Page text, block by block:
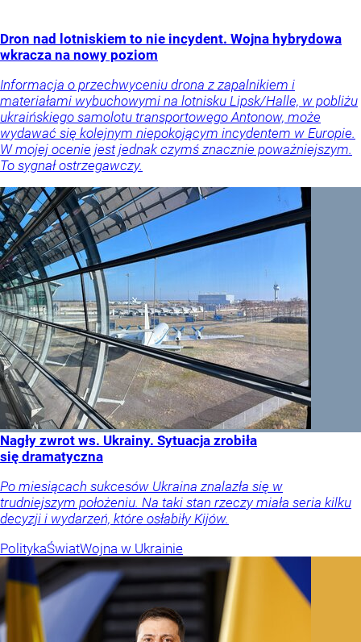
Dron nad lotniskiem to nie incydent. Wojna hybrydowa
wkracza na nowy poziom
Informacja o przechwyceniu drona z zapalnikiem i
materiałami wybuchowymi na lotnisku Lipsk/Halle, w pobliżu
ukraińskiego samolotu transportowego Antonow, może
wydawać się kolejnym niepokojącym incydentem w Europie.
W mojej ocenie jest jednak czymś znacznie poważniejszym.
To sygnał ostrzegawczy.
Nagły zwrot ws. Ukrainy. Sytuacja zrobiła
się dramatyczna
Po miesiącach sukcesów Ukraina znalazła się w
trudniejszym położeniu. Na taki stan rzeczy miała seria kilku
decyzji i wydarzeń, które osłabiły Kijów.
PolitykaŚwiatWojna w Ukrainie